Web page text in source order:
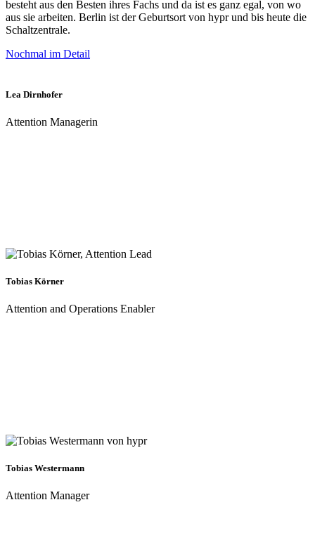
besteht aus den Besten ihres Fachs und da ist es ganz egal, von wo
aus sie arbeiten. Berlin ist der Geburtsort von hypr und bis heute die
Schaltzentrale.
Nochmal im Detail
Lea Dirnhofer
Attention Managerin
Tobias Körner
Attention and Operations Enabler
Tobias Westermann
Attention Manager